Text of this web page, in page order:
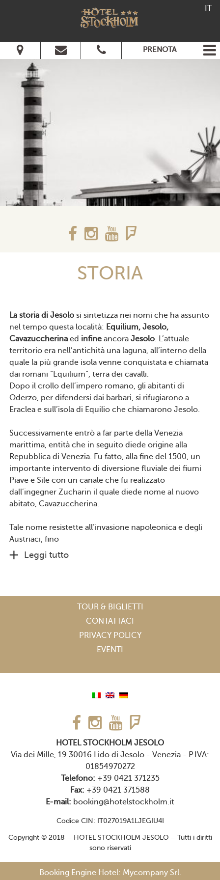
IT
PRENOTA
Bambini:
Verifica disponibilità
Richiedi preventivo
STORIA
La storia di Jesolo si sintetizza nei nomi che ha assunto
nel tempo questa località: Equilium, Jesolo,
Cavazuccherina ed infine ancora Jesolo. L’attuale
territorio era nell’antichità una laguna, all’interno della
quale la più grande isola venne conquistata e chiamata
dai romani “Equilium”, terra dei cavalli.
Dopo il crollo dell’impero romano, gli abitanti di
Oderzo, per difendersi dai barbari, si rifugiarono a
Eraclea e sull’isola di Equilio che chiamarono Jesolo.
Successivamente entrò a far parte della Venezia
marittima, entità che in seguito diede origine alla
Repubblica di Venezia. Fu fatto, alla fine del 1500, un
importante intervento di diversione fluviale dei fiumi
Piave e Sile con un canale che fu realizzato
dall’ingegner Zucharin il quale diede nome al nuovo
abitato, Cavazuccherina.
Tale nome resistette all’invasione napoleonica e degli
Austriaci, fino
Leggi tutto
TOUR & BIGLIETTI
CONTATTACI
PRIVACY POLICY
EVENTI
HOTEL STOCKHOLM JESOLO
Via dei Mille, 19 30016 Lido di Jesolo - Venezia - P.IVA:
01854970272
Telefono: +39 0421 371235
Fax: +39 0421 371588
E-mail: booking@hotelstockholm.it
Codice CIN: IT027019A1LJEGIU4I
Copyright © 2018 – HOTEL STOCKHOLM JESOLO – Tutti i diritti
sono riservati
Booking Engine Hotel: Mycompany Srl.